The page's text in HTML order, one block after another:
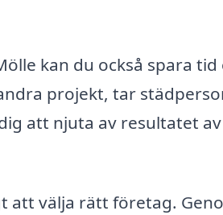
kan du också spara tid
projekt, tar
att njuta av resultatet
att välja rätt företag.